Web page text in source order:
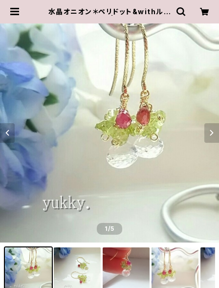
水晶オニオン＊ペリドット&withルビ
（yukky.）アクセサリーショップ
1/5